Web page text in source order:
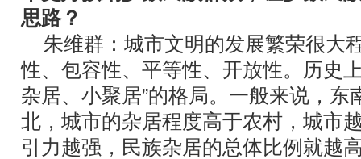
思路？
朱维群：城市文明的发展繁荣很大
性、包容性、平等性、开放性。历史
杂居、小聚居”的格局。一般来说，东
北，城市的杂居程度高于农村，城市
引力越强，民族杂居的总体比例就越